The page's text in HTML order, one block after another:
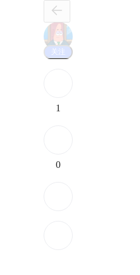
关注
1
0